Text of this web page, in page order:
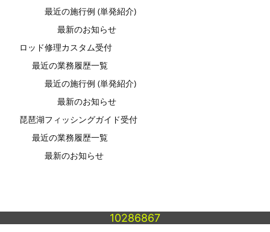
最近の施行例 (単発紹介)
最新のお知らせ
ロッド修理カスタム受付
最近の業務履歴一覧
最近の施行例 (単発紹介)
最新のお知らせ
琵琶湖フィッシングガイド受付
最近の業務履歴一覧
最新のお知らせ
10286867